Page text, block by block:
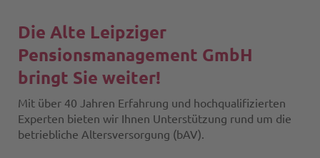
Die Alte Leipziger
Pensionsmanagement GmbH
bringt Sie weiter!
Mit über 40 Jahren Erfahrung und hochqualifizierten
Experten bieten wir Ihnen Unterstützung rund um die
betriebliche Altersversorgung (bAV).